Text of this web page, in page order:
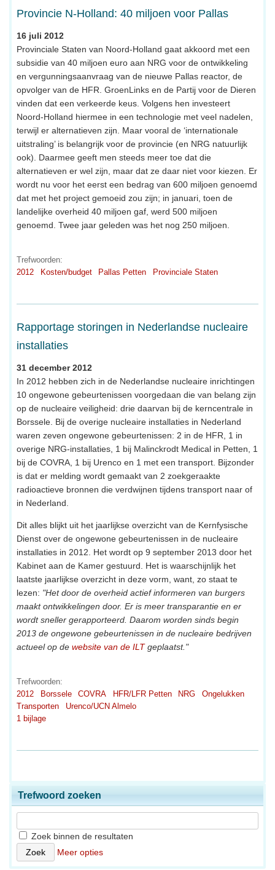
Provincie N-Holland: 40 miljoen voor Pallas
16 juli 2012
Provinciale Staten van Noord-Holland gaat akkoord met een
subsidie van 40 miljoen euro aan NRG voor de ontwikkeling
en vergunningsaanvraag van de nieuwe Pallas reactor, de
opvolger van de HFR. GroenLinks en de Partij voor de Dieren
vinden dat een verkeerde keus. Volgens hen investeert
Noord-Holland hiermee in een technologie met veel nadelen,
terwijl er alternatieven zijn. Maar vooral de ‘internationale
uitstraling’ is belangrijk voor de provincie (en NRG natuurlijk
ook). Daarmee geeft men steeds meer toe dat die
alternatieven er wel zijn, maar dat ze daar niet voor kiezen. Er
wordt nu voor het eerst een bedrag van 600 miljoen genoemd
dat met het project gemoeid zou zijn; in januari, toen de
landelijke overheid 40 miljoen gaf, werd 500 miljoen
genoemd. Twee jaar geleden was het nog 250 miljoen.
Trefwoorden:
2012
Kosten/budget Pallas Petten Provinciale Staten
Rapportage storingen in Nederlandse nucleaire
installaties
31 december 2012
In 2012 hebben zich in de Nederlandse nucleaire inrichtingen
10 ongewone gebeurtenissen voorgedaan die van belang zijn
op de nucleaire veiligheid: drie daarvan bij de kerncentrale in
Borssele. Bij de overige nucleaire installaties in Nederland
waren zeven ongewone gebeurtenissen: 2 in de HFR, 1 in
overige NRG-installaties, 1 bij Malinckrodt Medical in Petten, 1
bij de COVRA, 1 bij Urenco en 1 met een transport. Bijzonder
is dat er melding wordt gemaakt van 2 zoekgeraakte
radioactieve bronnen die verdwijnen tijdens transport naar of
in Nederland.
Dit alles blijkt uit het jaarlijkse overzicht van de Kernfysische
Dienst over de ongewone gebeurtenissen in de nucleaire
installaties in 2012. Het wordt op 9 september 2013 door het
Kabinet aan de Kamer gestuurd. Het is waarschijnlijk het
laatste jaarlijkse overzicht in deze vorm, want, zo staat te
lezen: "Het door de overheid actief informeren van burgers
maakt ontwikkelingen door. Er is meer transparantie en er
wordt sneller gerapporteerd. Daarom worden sinds begin
2013 de ongewone gebeurtenissen in de nucleaire bedrijven
actueel op de website van de ILTgeplaatst."
Trefwoorden:
2012
Borssele COVRA HFR/LFR Petten NRG
Ongelukken
Transporten
Urenco/UCN Almelo
1 bijlage
Trefwoord zoeken
Zoek binnen de resultaten
Meer opties